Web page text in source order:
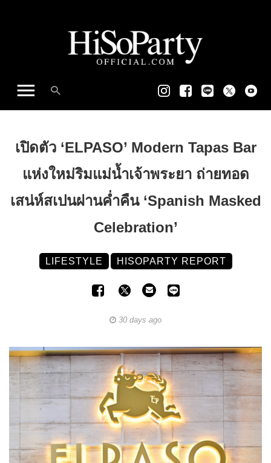
เปิดตัว ‘ELPASO’ Modern Tapas Bar
แห่งใหม่ริมแม่น้ำเจ้าพระยา ถ่ายทอด
เสน่ห์สเปนผ่านค่ำคืน ‘Spanish Masked
Celebration’
LIFESTYLE HISOPARTY REPORT
30 days ago